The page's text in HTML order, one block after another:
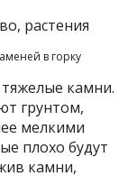
в горку
камни.
грунтом,
мелкими
плохо будут
камни,